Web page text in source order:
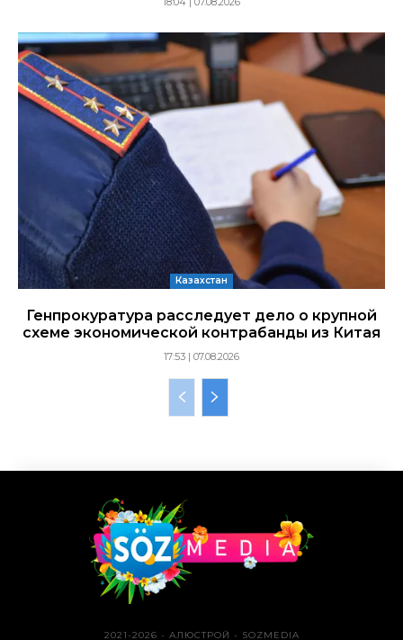
Казахстан
Генпрокуратура расследует дело о крупной
схеме экономической контрабанды из Китая
17:53 | 07.08.2026
2021-2026 - АЛЮСТРОЙ - SOZMEDIA